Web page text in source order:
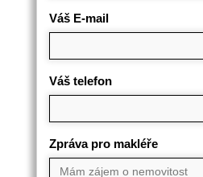
Váš E-mail
Váš telefon
Zpráva pro makléře